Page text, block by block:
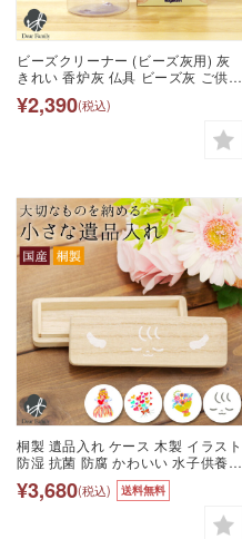
ビーズクリーナー (ビーズ灰用) 灰
きれい 香炉灰 仏具 ビーズ灰 ご供養
除 手入れ 仏壇 クリーン 洗浄 灰ふ
¥2,390(税込)
桐製 遺品入れ ケース 木製 イラスト
防湿 抗菌 防腐 かわいい 水子供養
手元供養 メモリアル プリント おし
ゃれ 日本製 遺毛 遺品 遺骨 遺灰 遺
髪 形見 へその緒 赤ちゃん 子供 お
¥3,680(税込) 送料無料